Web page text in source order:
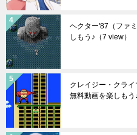
ヘクター'87（ファ
しもう♪ （7 view）
クレイジー・クラ
無料動画を楽しもう